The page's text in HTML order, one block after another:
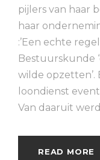
pijlers van haar
haar
:’Een echte
Bestuurskunde
wilde opzetten’.
loondienst
Van daaruit
READ MORE